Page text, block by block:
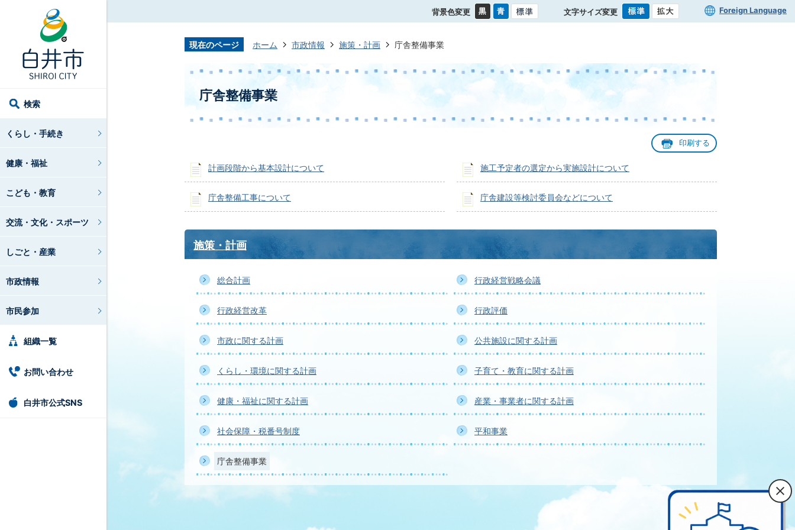
検索
くらし・手続き
健康・福祉
こども・教育
交流・文化・スポーツ
しごと・産業
市政情報
市民参加
組織一覧
お問い合わせ
白井市公式SNS
背景色変更 文字サイズ変更 Foreign Language
現在のページ ホーム 市政情報 施策・計画 庁舎整備事業
庁舎整備事業
印刷する
計画段階から基本設計について 施工予定者の選定から実施設計について
庁舎整備工事について 庁舎建設等検討委員会などについて
施策・計画
総合計画 行政経営戦略会議
行政経営改革 行政評価
市政に関する計画 公共施設に関する計画
くらし・環境に関する計画 子育て・教育に関する計画
健康・福祉に関する計画 産業・事業者に関する計画
社会保障・税番号制度 平和事業
庁舎整備事業